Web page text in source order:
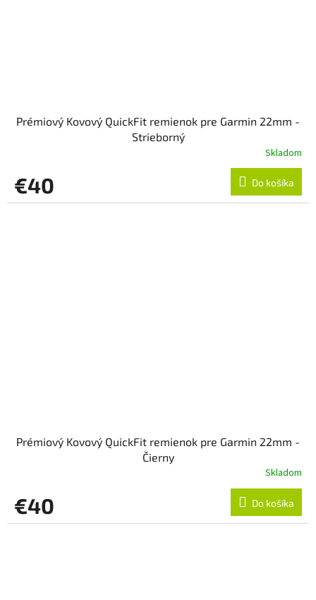
Prémiový Kovový QuickFit remienok pre Garmin 22mm -
Strieborný
Skladom
€40 Do košíka
Prémiový Kovový QuickFit remienok pre Garmin 22mm -
Čierny
Skladom
€40 Do košíka